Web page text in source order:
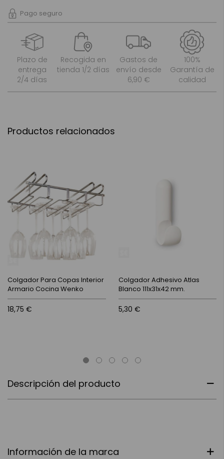
Pago seguro
Plazo de
entrega
2/4 días
Recogida en
tienda 1/2 días
Gastos de
envío desde
6,90 €
100%
Garantía de
calidad
Descripción del producto
Información de la marca
Productos relacionados
Colgador Para Copas Interior
Armario Cocina Wenko
18,75 €
Colgador Adhesivo Atlas
Blanco 111x31x42 mm.
5,30 €